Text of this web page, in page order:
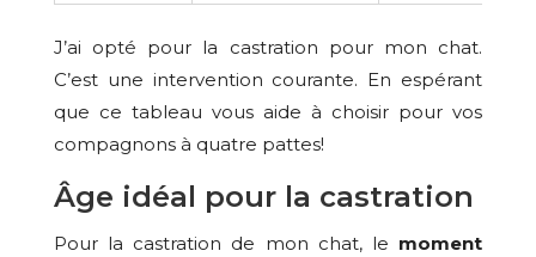
J’ai opté pour la castration pour mon chat.
C’est une intervention courante. En espérant
que ce tableau vous aide à choisir pour vos
compagnons à quatre pattes!
Âge idéal pour la castration
Pour la castration de mon chat, le moment